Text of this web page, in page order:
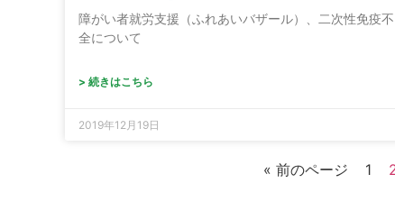
障がい者就労支援（ふれあいバザール）、二次性免疫不
全について
> 続きはこちら
2019年12月19日
« 前のページ 1